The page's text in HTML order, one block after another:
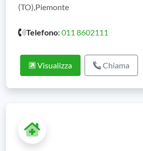
(TO),Piemonte
Telefono: 011 8602111
Visualizza Chiama